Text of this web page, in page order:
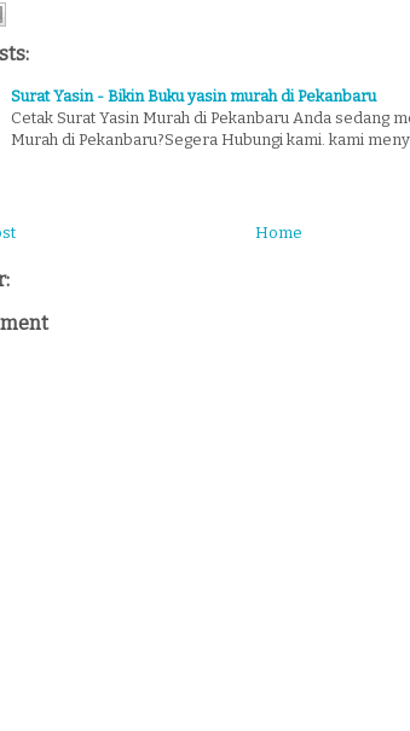
Surat Yasin - Bikin Buku yasin murah di Pekanbaru
Cetak Surat Yasin Murah di Pekanbaru Anda sedang
Murah di Pekanbaru?Segera Hubungi kami. kami
Home